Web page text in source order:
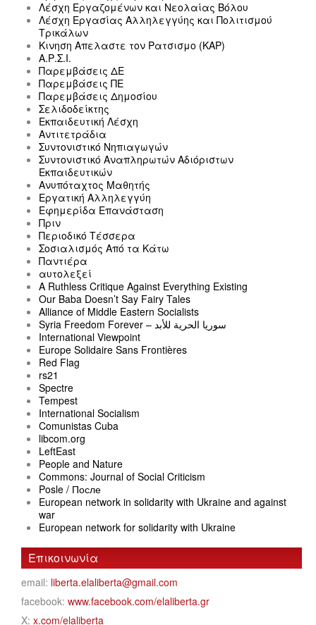
Λέσχη Εργαζομένων και Νεολαίας Βόλου
Λέσχη Εργασίας Αλληλεγγύης και Πολιτισμού
Τρικάλων
Κινηση Απελαστε τον Ρατσισμο (ΚΑΡ)
Α.Ρ.Σ.Ι.
Παρεμβάσεις ΔΕ
Παρεμβάσεις ΠΕ
Παρεμβάσεις Δημοσίου
Σελιδοδείκτης
Εκπαιδευτική Λέσχη
Αντιτετράδια
Συντονιστικό Νηπιαγωγών
Συντονιστικό Αναπληρωτών Αδιόριστων
Εκπαιδευτικών
Ανυπόταχτος Μαθητής
Εργατική Αλληλεγγύη
Εφημερίδα Επανάσταση
Πριν
Περιοδικό Τέσσερα
Σοσιαλισμός Από τα Κάτω
Παντιέρα
αυτολεξεί
A Ruthless Critique Against Everything Existing
Our Baba Doesn’t Say Fairy Tales
Alliance of Middle Eastern Socialists
Syria Freedom Forever – سوريا الحرية للأبد
International Viewpoint
Europe Solidaire Sans Frontières
Red Flag
rs21
Spectre
Tempest
International Socialism
Comunistas Cuba
libcom.org
LeftEast
People and Nature
Commons: Journal of Social Criticism
Posle / После
European network in solidarity with Ukraine and against
war
European network for solidarity with Ukraine
Επικοινωνία
email: liberta.elaliberta@gmail.com
facebook: www.facebook.com/elaliberta.gr
X: x.com/elaliberta